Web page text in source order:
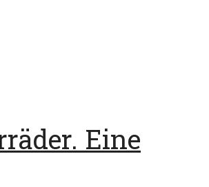
Eine